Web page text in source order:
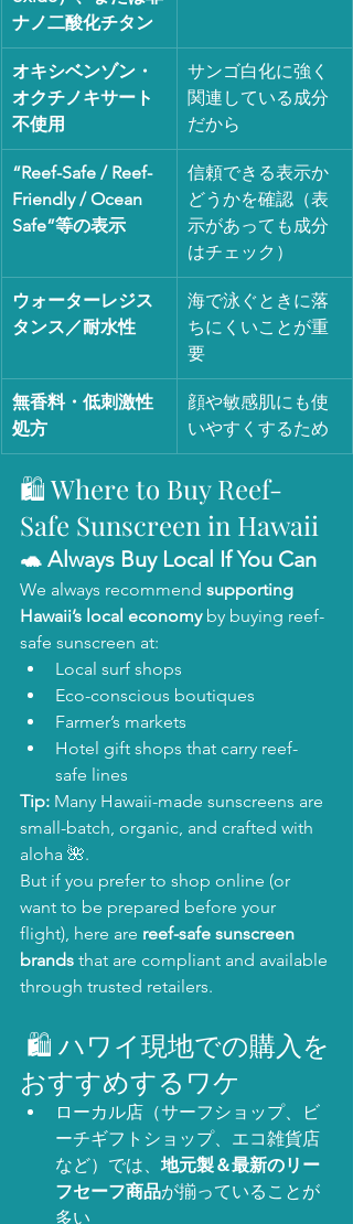
ナノ二酸化チタン
オキシベンゾン・
オクチノキサート
不使用
サンゴ白化に強く
関連している成分
だから
“Reef-Safe / Reef-
Friendly / Ocean
Safe”等の表示
信頼できる表示か
どうかを確認（表
示があっても成分
はチェック）
ウォーターレジス
タンス／耐水性
海で泳ぐときに落
ちにくいことが重
要
無香料・低刺激性
処方
顔や敏感肌にも使
いやすくするため
🛍️ Where to Buy Reef-
Safe Sunscreen in Hawaii
🐢 Always Buy Local If You Can
We always recommend supporting
Hawaii’s local economy by buying reef-
safe sunscreen at:
Local surf shops
Eco-conscious boutiques
Farmer’s markets
Hotel gift shops that carry reef-
safe lines
Tip: Many Hawaii-made sunscreens are
small-batch, organic, and crafted with
aloha 🌺.
But if you prefer to shop online (or
want to be prepared before your
flight), here are reef-safe sunscreen
brands that are compliant and available
through trusted retailers.
おすすめするワケ
ローカル店（サーフショップ、ビ
ーチギフトショップ、エコ雑貨店
など）では、 地元製＆最新のリー
フセーフ商品が揃っていることが
多い